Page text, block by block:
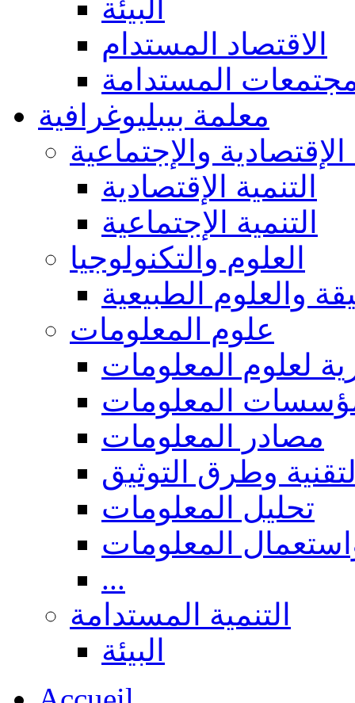
البيئة
الاقتصاد المستدام
المستدامة
معلمة بيبليوغرافية
الإقتصادية والإجتماعية
التنمية الإقتصادية
التنمية الإجتماعية
العلوم والتكنولوجيا
والعلوم الطبيعية
علوم المعلومات
لعلوم المعلومات
المعلومات
مصادر المعلومات
وطرق التوثيق
تحليل المعلومات
المعلومات
...
التنمية المستدامة
البيئة